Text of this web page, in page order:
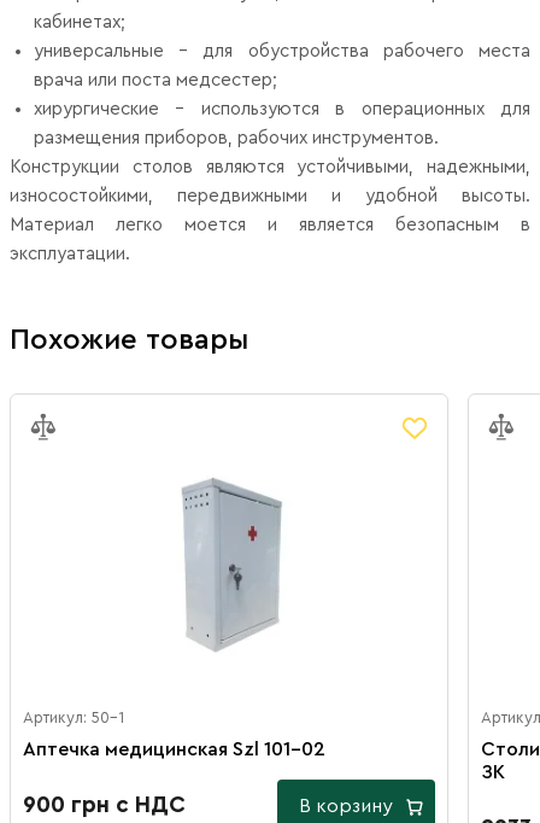
кабинетах;
универсальные - для обустройства рабочего места
врача или поста медсестер;
хирургические - используются в операционных для
размещения приборов, рабочих инструментов.
Конструкции столов являются устойчивыми, надежными,
износостойкими, передвижными и удобной высоты.
Материал легко моется и является безопасным в
эксплуатации.
Похожие товары
Артикул: 50-1
Аптечка медицинская Szl 101-02
900 грн с НДС В корзину
ЗК